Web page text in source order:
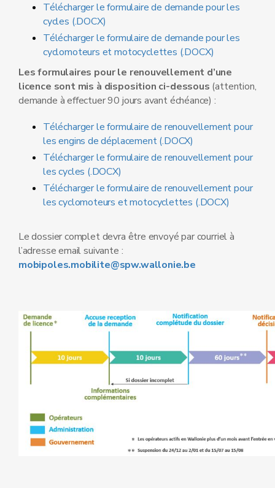
Télécharger le formulaire de demande pour les
cycles (.DOCX)
Télécharger le formulaire de demande pour les
cyclomoteurs et motocyclettes (.DOCX)
Les formulaires pour le renouvellement d’une
licence sont mis à disposition ci-dessous (attention,
demande à effectuer 90 jours avant échéance) :
Télécharger le formulaire de renouvellement pour
les engins de déplacement (.DOCX)
Télécharger le formulaire de renouvellement pour
les cycles (.DOCX)
Télécharger le formulaire de renouvellement pour
les cyclomoteurs et motocyclettes (.DOCX)
Le dossier complet devra être envoyé par courriel à
l’adresse email suivante :
mobipoles.mobilite@spw.wallonie.be